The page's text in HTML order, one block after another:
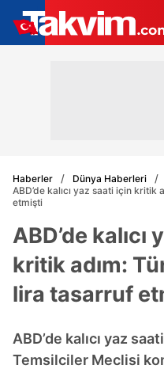
Haberler
Dünya Haberleri
ABD’de kalıcı yaz saati için
etmişti
ABD’de
kritik adım:
lira tasarruf
ABD’de kalıcı yaz
Temsilciler Meclisi